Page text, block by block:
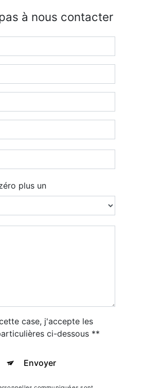
à nous contacter
plus un
case, j'accepte les
ci-dessous **
Envoyer